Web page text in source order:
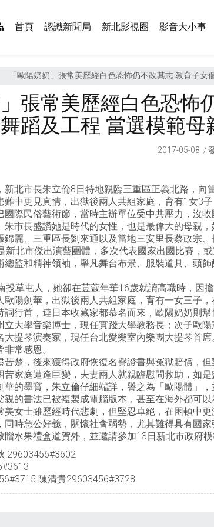
首頁 認識新聞局 新北影視圈 影音大小事
「歐陽奶奶」張常美歷經白色恐怖仍不改其志 教育子
」張常美歷經白色恐
蹈及工程 當選模範母
2017-05-08
新北市長朱立倫8日特地親臨三重區正義北路，
難中更見真情，出獄後兩人共組家庭，育有1女3
國際民俗藝術節，當時主辦單位受中共壓力，沒
市長盛讚她是時代的女性，也是最偉大的母親，
錦麗、三重區長劉來通以及當地三安里長蔡政宗
新北市傑出演藝團體，多次代表國家出國比賽，
總監和精神領袖，舉凡舞台布景、服裝道具、頭
投草屯人，她卻在荳蔻年華16歲就讀高職時，因
歐陽劍華，出獄後兩人共組家庭，育有一女三子
行首，連日本收藏家都慕名而來，歐陽奶奶則
立大學音樂博士，現任實踐大學教務長；次子歐
大提琴演奏家，現任台北愛樂室內樂團大提琴首
常感恩。
苦楚，後來獲得政府恢復名譽證書與冤獄賠償，
苦家庭遭逢巨變，夫妻兩人就親臨慰問救助，如
華的墨寶，朱立倫仔細端詳，譽之為「歐陽體」
的書法已被複製成電腦版本，甚至在海外都可
美女士雖歷經時代悲劇，但堅忍卓絕，在困頓中
同時急公好義，關懷社會弱勢，尤其難得具有國
水果禮盒道賀外，並邀請參加13日新北市政府
29603456#3602
陳清貴29603456#3728